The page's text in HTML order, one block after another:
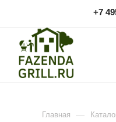
+7
Главная —